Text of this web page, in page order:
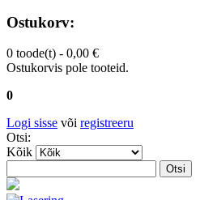
Ostukorv:
0 toode(t) - 0,00 €
Ostukorvis pole tooteid.
0
Logi sisse või registreeru
Otsi:
Kõik
Otsi